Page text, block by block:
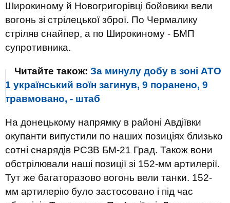
Широкиному й Новогригорівці бойовики вели
вогонь зі стрілецької зброї. По Чермалику
стріляв снайпер, а по Широкиному - БМП
супротивника.
Читайте також: За минулу добу в зоні АТО
1 український воїн загинув, 9 поранено, 9
травмовано, - штаб
На донецькому напрямку в районі Авдіївки
окупанти випустили по наших позиціях близько
сотні снарядів РСЗВ БМ-21 Град. Також вони
обстрілювали наші позиції зі 152-мм артилерії.
Тут же багаторазово вогонь вели танки. 152-
мм артилерію було застосовано і під час